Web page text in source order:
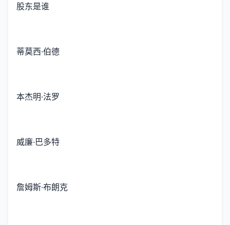
股东是谁
蒂莫西·伯德
本杰明·法罗
威廉·巴多特
詹姆斯·布朗克